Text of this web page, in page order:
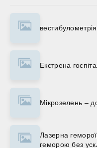
Екстрена
Мікрозелень –
Лазерна
геморою без